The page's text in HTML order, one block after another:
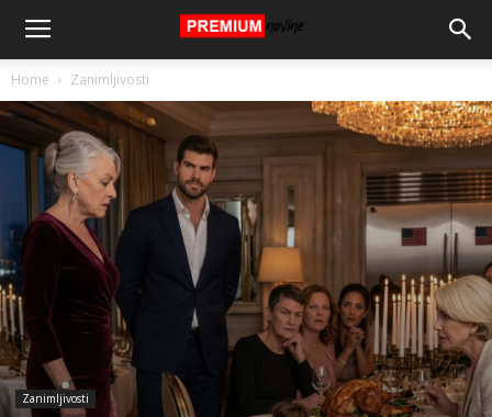
Home Zanimljivosti
Zanimljivosti